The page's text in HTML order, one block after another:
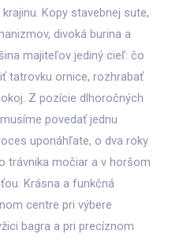
Kopy stavebnej sute,
divoká burina a
majiteľov jediný cieľ: čo
tatrovku ornice, rozhrabať
Z pozície dlhoročných
povedať jednu
uponáhľate, o dva roky
trávnika močiar a v horšom
Krásna a funkčná
centre pri výbere
bagra a pri precíznom